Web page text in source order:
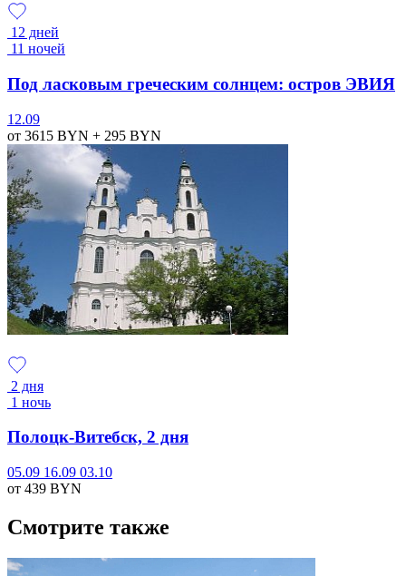
12 дней
11 ночей
Под ласковым греческим солнцем: остров ЭВИЯ
12.09
от 3615 BYN + 295 BYN
2 дня
1 ночь
Полоцк-Витебск, 2 дня
05.09 16.09 03.10
от 439 BYN
Смотрите также